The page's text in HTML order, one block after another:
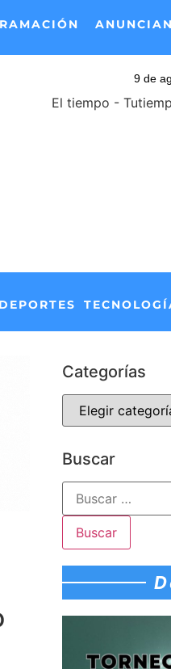
El tiempo -
DEPORTES
Categorías
Buscar